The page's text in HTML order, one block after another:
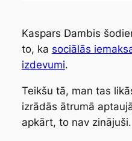
Kaspars Dambis
to, ka sociālās
izdevumi.
Teikšu tā, man tas
izrādās ātrumā
apkārt, to nav zinājuši.